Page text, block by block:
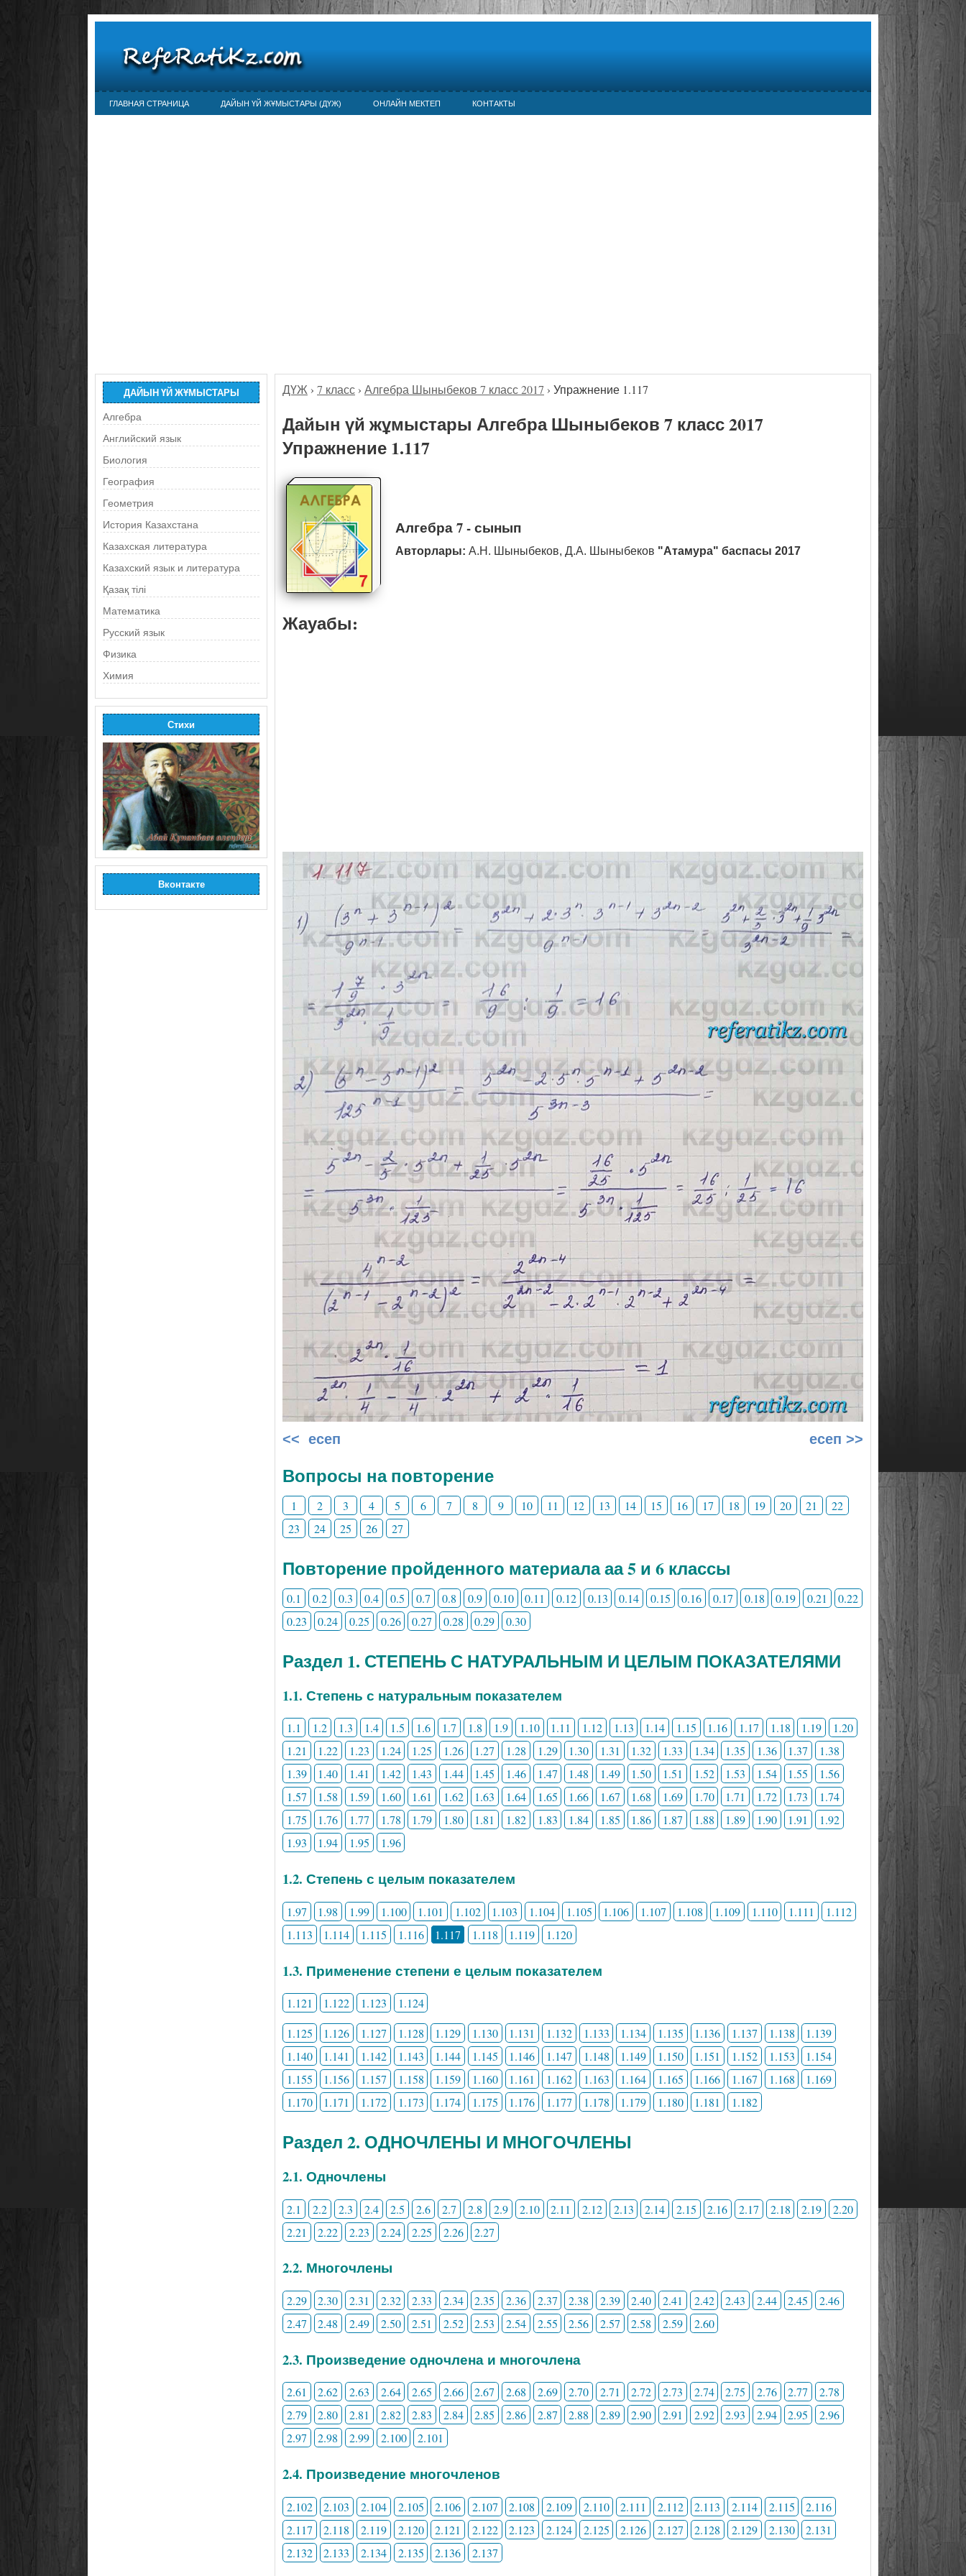
ГЛАВНАЯ СТРАНИЦА ДАЙЫН ҮЙ ЖҰМЫСТАРЫ (ДҮЖ) ОНЛАЙН МЕКТЕП КОНТАКТЫ
ДАЙЫН ҮЙ ЖҰМЫСТАРЫ
Алгебра
Английский язык
Биология
География
Геометрия
История Казахстана
Казахская литература
Казахский язык и литература
Қазақ тілі
Математика
Русский язык
Физика
Химия
Стихи
Вконтакте
ДҮЖ › 7 класс › Алгебра Шыныбеков 7 класс 2017 › Упражнение 1.117
Дайын үй жұмыстары Алгебра Шыныбеков 7 класс 2017
Упражнение 1.117
Алгебра 7 - сынып
Авторлары: А.Н. Шыныбеков, Д.А. Шыныбеков "Атамура" баспасы 2017
Жауабы:
<< есеп есеп >>
Вопросы на повторение
1 2 3 4 5 6 7 8 9 10 11 12 13 14 15 16 17 18 19 20 21
22
23
24 25 26 27
Повторение пройденного материала аа 5 и 6 классы
0.1 0.2 0.3 0.4 0.5 0.7 0.8 0.9 0.10 0.11 0.12 0.13 0.14 0.15 0.16 0.17 0.18 0.19 0.21
0.22
0.23
0.24 0.25 0.26 0.27 0.28 0.29 0.30
Раздел 1. СТЕПЕНЬ С НАТУРАЛЬНЫМ И ЦЕЛЫМ ПОКАЗАТЕЛЯМИ
1.1. Степень с натуральным показателем
1.1 1.2 1.3 1.4 1.5 1.6 1.7 1.8 1.9 1.10 1.11 1.12 1.13 1.14 1.15 1.16 1.17 1.18 1.19
1.20
1.21
1.22 1.23 1.24 1.25 1.26 1.27 1.28 1.29 1.30 1.31 1.32 1.33 1.34 1.35 1.36 1.37
1.38
1.39
1.40 1.41 1.42 1.43 1.44 1.45 1.46 1.47 1.48 1.49 1.50 1.51 1.52 1.53 1.54 1.55
1.56
1.57
1.58 1.59 1.60 1.61 1.62 1.63 1.64 1.65 1.66 1.67 1.68 1.69 1.70 1.71 1.72 1.73
1.74
1.75
1.76 1.77 1.78 1.79 1.80 1.81 1.82 1.83 1.84 1.85 1.86 1.87 1.88 1.89 1.90 1.91
1.92
1.93
1.94 1.95 1.96
1.2. Степень с целым показателем
1.97 1.98 1.99 1.100 1.101 1.102 1.103 1.104 1.105 1.106 1.107 1.108 1.109 1.110 1.111
1.112
1.113
1.114 1.115 1.116 1.117 1.118 1.119 1.120
1.3. Применение степени е целым показателем
1.121 1.122 1.123
1.124
1.125
1.126 1.127 1.128 1.129 1.130 1.131 1.132 1.133 1.134 1.135 1.136 1.137 1.138
1.139
1.140
1.141 1.142 1.143 1.144 1.145 1.146 1.147 1.148 1.149 1.150 1.151 1.152 1.153
1.154
1.155
1.156 1.157 1.158 1.159 1.160 1.161 1.162 1.163 1.164 1.165 1.166 1.167 1.168
1.169
1.170
1.171 1.172 1.173 1.174 1.175 1.176 1.177 1.178 1.179 1.180 1.181 1.182
Раздел 2. ОДНОЧЛЕНЫ И МНОГОЧЛЕНЫ
2.1. Одночлены
2.1 2.2 2.3 2.4 2.5 2.6 2.7 2.8 2.9 2.10 2.11 2.12 2.13 2.14 2.15 2.16 2.17 2.18 2.19
2.20
2.21
2.22 2.23 2.24 2.25 2.26 2.27
2.2. Многочлены
2.29 2.30 2.31 2.32 2.33 2.34 2.35 2.36 2.37 2.38 2.39 2.40 2.41 2.42 2.43 2.44 2.45
2.46
2.47
2.48 2.49 2.50 2.51 2.52 2.53 2.54 2.55 2.56 2.57 2.58 2.59 2.60
2.3. Произведение одночлена и многочлена
2.61 2.62 2.63 2.64 2.65 2.66 2.67 2.68 2.69 2.70 2.71 2.72 2.73 2.74 2.75 2.76 2.77
2.78
2.79
2.80 2.81 2.82 2.83 2.84 2.85 2.86 2.87 2.88 2.89 2.90 2.91 2.92 2.93 2.94 2.95
2.96
2.97
2.98 2.99 2.100 2.101
2.4. Произведение многочленов
2.102 2.103 2.104 2.105 2.106 2.107 2.108 2.109 2.110 2.111 2.112 2.113 2.114 2.115
2.116
2.117
2.118 2.119 2.120 2.121 2.122 2.123 2.124 2.125 2.126 2.127 2.128 2.129 2.130
2.131
2.132
2.133 2.134 2.135 2.136 2.137